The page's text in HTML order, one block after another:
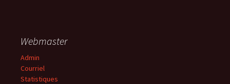
Webmaster
Admin
Courriel
Statistiques